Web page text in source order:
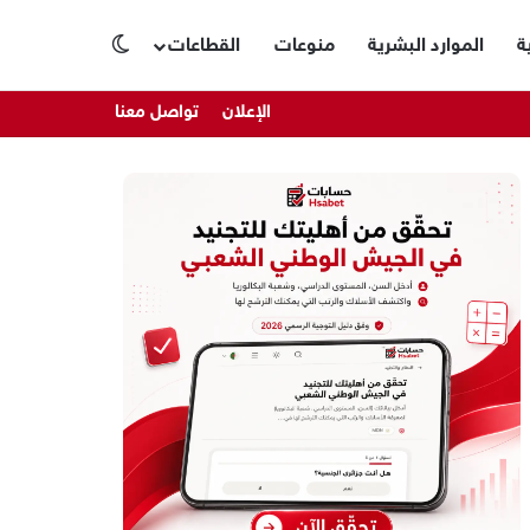
الموارد البشرية منوعات القطاعات
الإعلان تواصل معنا